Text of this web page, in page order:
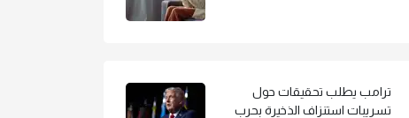
ترامب يطلب تحقيقات حول
تسريبات استنزاف الذخيرة بحرب